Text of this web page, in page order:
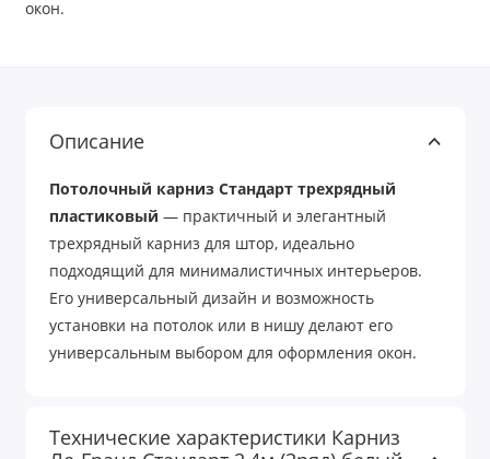
окон.
Описание
Потолочный карниз Стандарт трехрядный
пластиковый — практичный и элегантный
трехрядный карниз для штор, идеально
подходящий для минималистичных интерьеров.
Его универсальный дизайн и возможность
установки на потолок или в нишу делают его
универсальным выбором для оформления окон.
Технические характеристики Карниз